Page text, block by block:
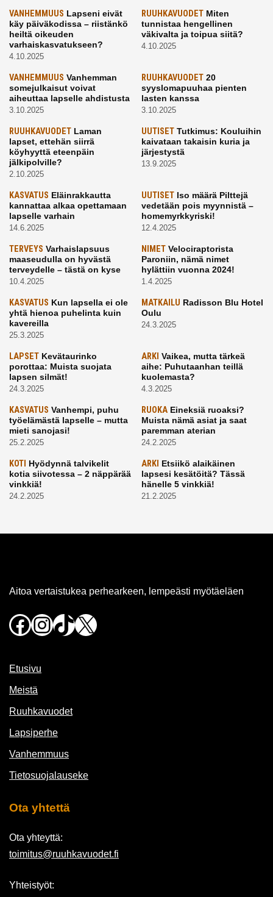
VANHEMMUUS Lapseni eivät
käy päiväkodissa – riistänkö
heiltä oikeuden
varhaiskasvatukseen?
4.10.2025
RUUHKAVUODETMiten
tunnistaa hengellinen
väkivalta ja toipua siitä?
4.10.2025
VANHEMMUUS Vanhemman
somejulkaisut voivat
aiheuttaa lapselle ahdistusta
3.10.2025
RUUHKAVUODET20
syyslomapuuhaa pienten
lasten kanssa
3.10.2025
RUUHKAVUODET Laman
lapset, ettehän siirrä
köyhyyttä eteenpäin
jälkipolville?
2.10.2025
UUTISETTutkimus: Kouluihin
kaivataan takaisin kuria ja
järjestystä
13.9.2025
KASVATUS Eläinrakkautta
kannattaa alkaa opettamaan
lapselle varhain
14.6.2025
UUTISETIso määrä Pilttejä
vedetään pois myynnistä –
homemyrkkyriski!
12.4.2025
TERVEYS Varhaislapsuus
maaseudulla on hyvästä
terveydelle – tästä on kyse
10.4.2025
NIMETVelociraptorista
Paroniin, nämä nimet
hylättiin vuonna 2024!
1.4.2025
KASVATUS Kun lapsella ei ole
yhtä hienoa puhelinta kuin
kavereilla
25.3.2025
MATKAILU Radisson Blu Hotel
Oulu
24.3.2025
LAPSET Kevätaurinko
porottaa: Muista suojata
lapsen silmät!
24.3.2025
ARKI Vaikea, mutta tärkeä
aihe: Puhutaanhan teillä
kuolemasta?
4.3.2025
KASVATUS Vanhempi, puhu
työelämästä lapselle – mutta
mieti sanojasi!
25.2.2025
RUOKAEineksiä ruoaksi?
Muista nämä asiat ja saat
paremman aterian
24.2.2025
KOTI Hyödynnä talvikelit
kotia siivotessa – 2 näppärää
vinkkiä!
24.2.2025
ARKI Etsiikö alaikäinen
lapsesi kesätöitä? Tässä
hänelle 5 vinkkiä!
21.2.2025
Aitoa vertaistukea perhearkeen, lempeästi myötäeläen
Facebook
Instagram
TikTok
X
Etusivu
Meistä
Ruuhkavuodet
Lapsiperhe
Vanhemmuus
Tietosuojalauseke
Ota yhtettä
Ota yhteyttä:
toimitus@ruuhkavuodet.fi
Yhteistyöt: